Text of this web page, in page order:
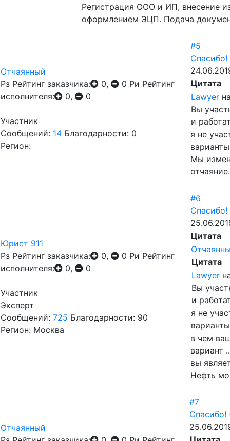
Регистрация ООО и ИП, внесение
оформлением ЭЦП. Подача
Отчаянный
Рз Рейтинг заказчика: 0, 0 Ри Рейтинг
исполнителя:
0, 0
Участник
Сообщений: 14 Благодарности: 0
Регион:
#5
Спасибо!
Цитата
Lawyer
Вы
и
я не
Мы
отчаяние.
Юрист 911
Рз Рейтинг заказчика: 0, 0 Ри Рейтинг
исполнителя:
0, 0
Участник
Эксперт
Сообщений: 725 Благодарности: 90
Регион: Москва
#6
Спасибо!
Цитата
Цитата
Lawyer
Вы
и
я не
в чем
вариант
вы
Нефть
Отчаянный
#7
Спасибо!